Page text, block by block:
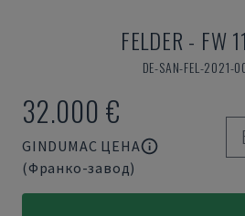
FELDER - FW
DE-SAN-FEL-2021-
32.000 €
GINDUMAC ЦЕНА
(Франко-завод)